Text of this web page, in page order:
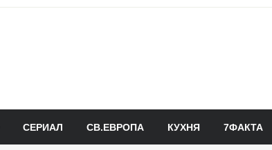
СЕРИАЛ СВ.ЕВРОПА КУХНЯ 7ФАКТА